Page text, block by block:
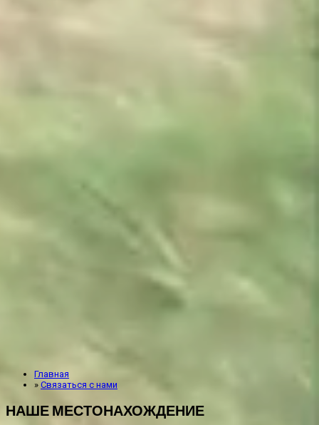
Главная
» Связаться с нами
НАШЕ МЕСТОНАХОЖДЕНИЕ